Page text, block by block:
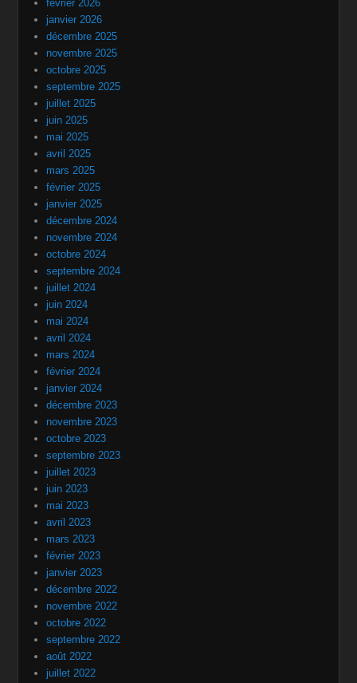
février 2026
janvier 2026
décembre 2025
novembre 2025
octobre 2025
septembre 2025
juillet 2025
juin 2025
mai 2025
avril 2025
mars 2025
février 2025
janvier 2025
décembre 2024
novembre 2024
octobre 2024
septembre 2024
juillet 2024
juin 2024
mai 2024
avril 2024
mars 2024
février 2024
janvier 2024
décembre 2023
novembre 2023
octobre 2023
septembre 2023
juillet 2023
juin 2023
mai 2023
avril 2023
mars 2023
février 2023
janvier 2023
décembre 2022
novembre 2022
octobre 2022
septembre 2022
août 2022
juillet 2022